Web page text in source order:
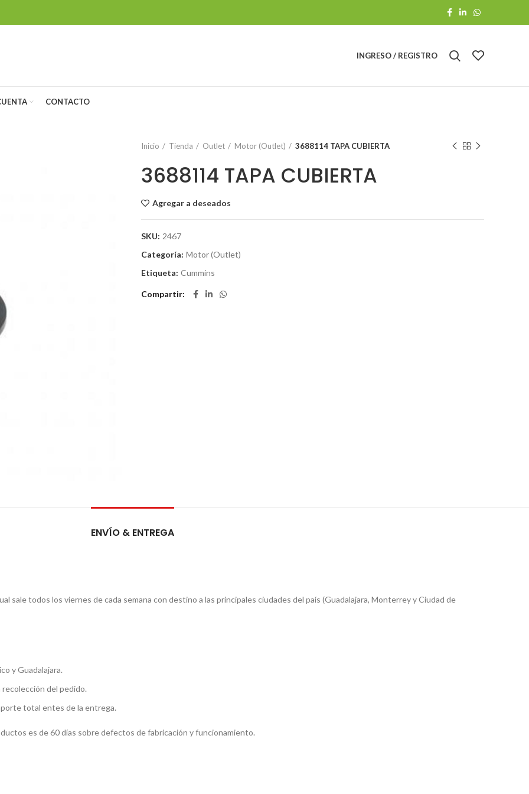
INGRESO / REGISTRO
CONTACTO
Inicio Tienda Outlet Motor (Outlet) 3688114 TAPA CUBIERTA
3688114 TAPA CUBIERTA
Agregar a deseados
SKU: 2467
Categoría: Motor (Outlet)
Etiqueta: Cummins
Compartir
ENVÍO & ENTREGA
todos los viernes de cada semana con destino a las principales ciudades del país (Guadalajara, Monterrey y Ciudad de
y Guadalajara.
del pedido.
total entes de la entrega.
es de 60 días sobre defectos de fabricación y funcionamiento.